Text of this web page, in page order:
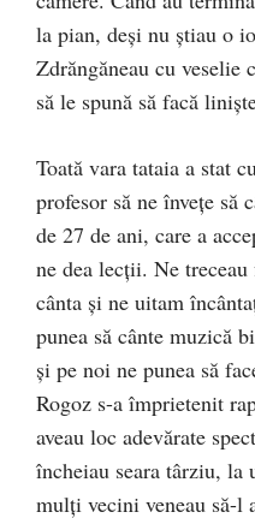
la pian, deşi nu ştiau o
Zdrăngăneau cu veselie
să le spună să facă
Toată vara tataia a stat
profesor să ne înveţe să
de 27 de ani, care a
ne dea lecţii. Ne
cânta şi ne uitam
punea să cânte muzică
şi pe noi ne punea să
Rogoz s-a împrietenit
aveau loc adevărate
încheiau seara târziu, la
mulţi vecini veneau să-l